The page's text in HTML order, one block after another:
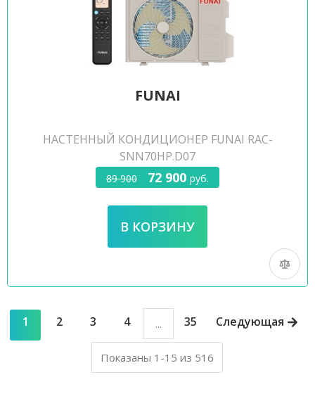
FUNAI
НАСТЕННЫЙ КОНДИЦИОНЕР FUNAI RAC-
SNN70HP.D07
89 900 72 900 руб.
1 2 3 4 ... 35 Следующая
Показаны 1-15 из 516